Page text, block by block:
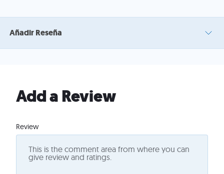
Añadir Reseña
Add a Review
Review